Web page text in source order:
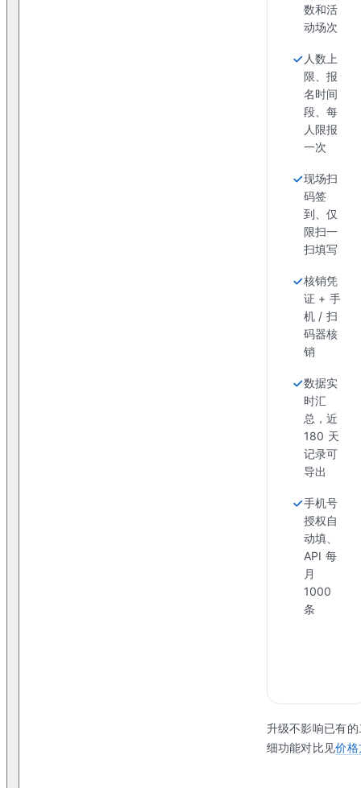
数和活
动场次
人数上
限、报
名时间
段、每
人限报
一次
现场扫
码签
到、仅
限扫一
扫填写
核销凭
证 + 手
机 / 扫
码器核
销
数据实
时汇
总，近
180 天
记录可
导出
手机号
授权自
动填、
API 每
月
1000
条
升级不影响已有
细功能对比见价格